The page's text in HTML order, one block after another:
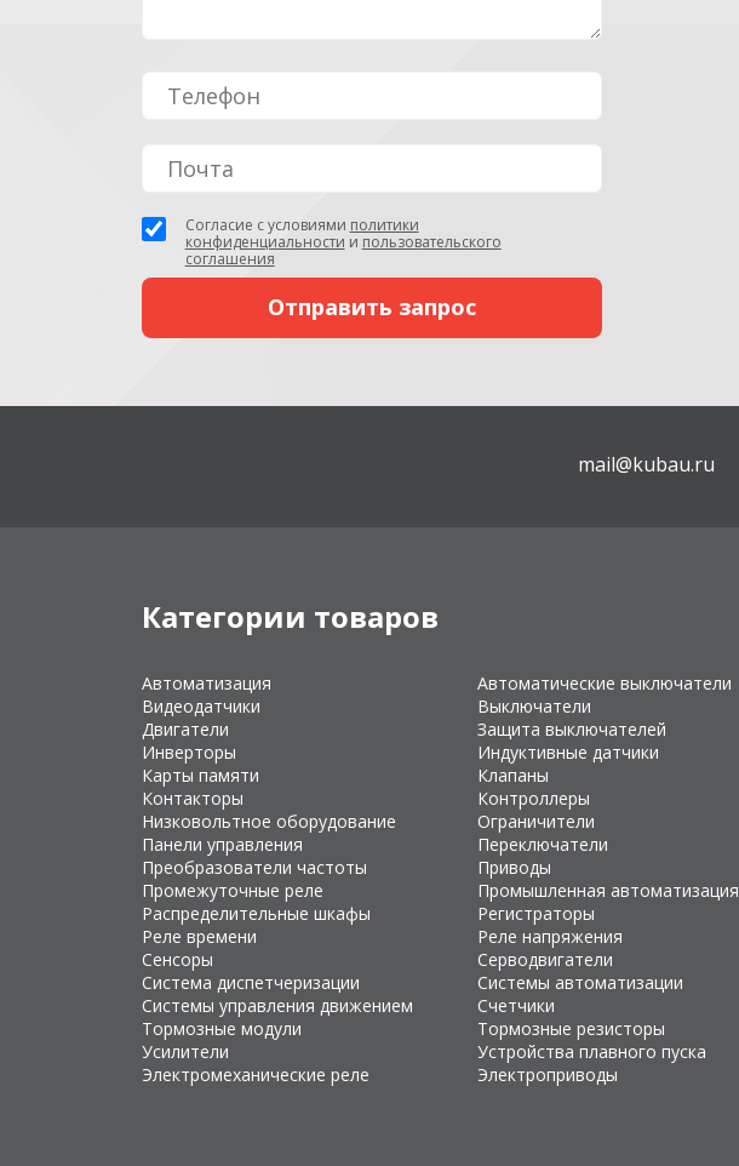
Согласие с условиями политики
конфиденциальности и пользовательского
соглашения
mail@kubau.ru
Категории товаров
Автоматизация Автоматические выключатели
Видеодатчики
Выключатели
Двигатели
Защита выключателей
Инверторы
Индуктивные датчики
Карты памяти
Клапаны
Контакторы
Контроллеры
Низковольтное оборудование
Ограничители
Панели управления
Переключатели
Преобразователи частоты
Приводы
Промежуточные реле
Промышленная автоматизация
Распределительные шкафы
Регистраторы
Реле времени
Реле напряжения
Сенсоры
Серводвигатели
Система диспетчеризации
Системы автоматизации
Системы управления движением
Счетчики
Тормозные модули
Тормозные резисторы
Усилители
Устройства плавного пуска
Электромеханические реле
Электроприводы